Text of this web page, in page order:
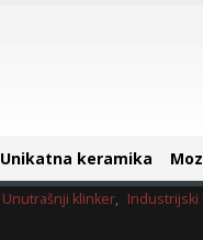
Unikatna keramika
Unutrašnji klinker, Industrijski